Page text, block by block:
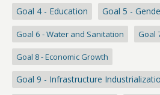
Goal 4 - Education Goal 5 -
Goal 6 - Water and Sanitation Goal
Goal 8 - Economic Growth
Goal 9 - Infrastructure